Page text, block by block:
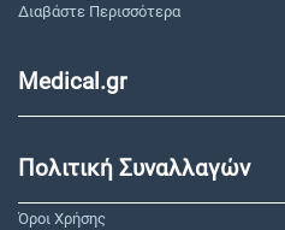
Διαβάστε Περισσότερα
Medical.gr
Πολιτική Συναλλαγών
Όροι Χρήσης